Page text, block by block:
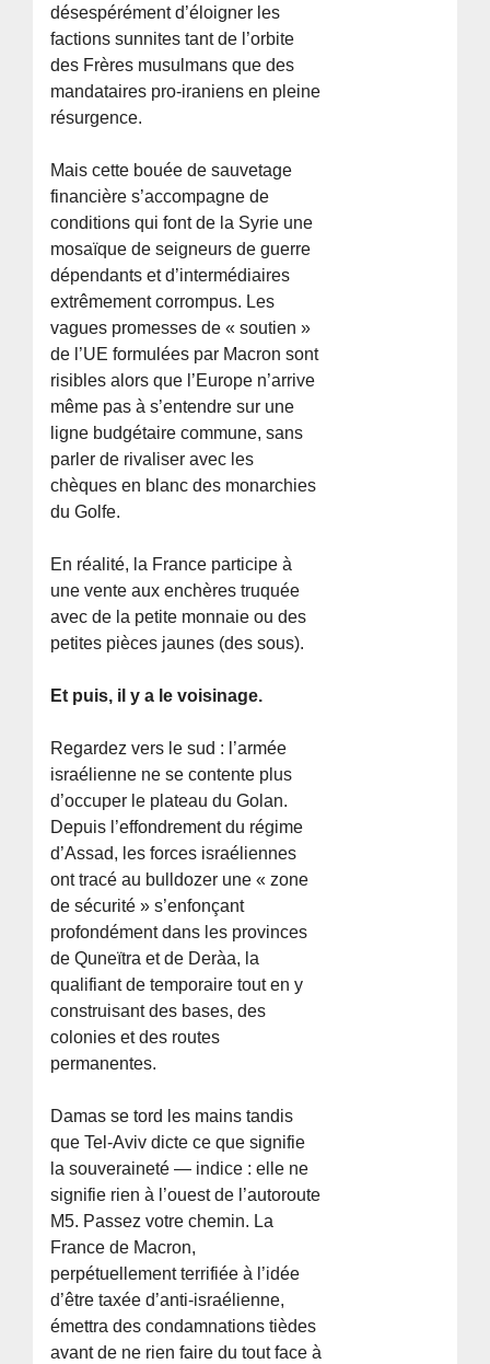
désespérément d’éloigner les
factions sunnites tant de l’orbite
des Frères musulmans que des
mandataires pro-iraniens en pleine
résurgence.
Mais cette bouée de sauvetage
financière s’accompagne de
conditions qui font de la Syrie une
mosaïque de seigneurs de guerre
dépendants et d’intermédiaires
extrêmement corrompus. Les
vagues promesses de « soutien »
de l’UE formulées par Macron sont
risibles alors que l’Europe n’arrive
même pas à s’entendre sur une
ligne budgétaire commune, sans
parler de rivaliser avec les
chèques en blanc des monarchies
du Golfe.
En réalité, la France participe à
une vente aux enchères truquée
avec de la petite monnaie ou des
petites pièces jaunes (des sous).
Et puis, il y a le voisinage.
Regardez vers le sud : l’armée
israélienne ne se contente plus
d’occuper le plateau du Golan.
Depuis l’effondrement du régime
d’Assad, les forces israéliennes
ont tracé au bulldozer une « zone
de sécurité » s’enfonçant
profondément dans les provinces
de Quneïtra et de Deràa, la
qualifiant de temporaire tout en y
construisant des bases, des
colonies et des routes
permanentes.
Damas se tord les mains tandis
que Tel-Aviv dicte ce que signifie
la souveraineté — indice : elle ne
signifie rien à l’ouest de l’autoroute
M5. Passez votre chemin. La
France de Macron,
perpétuellement terrifiée à l’idée
d’être taxée d’anti-israélienne,
émettra des condamnations tièdes
avant de ne rien faire du tout face à